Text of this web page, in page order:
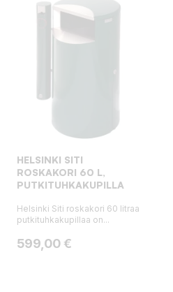
HELSINKI SITI
ROSKAKORI 60 L,
PUTKITUHKAKUPILLA
Helsinki Siti roskakori 60 litraa
putkituhkakupillaa on...
Hinta
599,00 €